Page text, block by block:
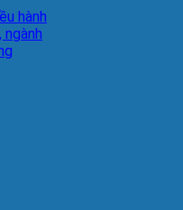
hành